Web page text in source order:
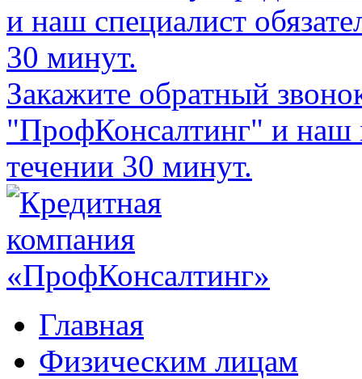
и наш специалист
30 минут.
Закажите обратный
"ПрофКонсалтинг" и наш
течении 30 минут.
Главная
Физическим лицам